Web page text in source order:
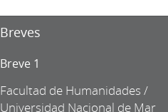
Breves
Breve 1
Facultad de Humanidades /
Universidad Nacional de Mar